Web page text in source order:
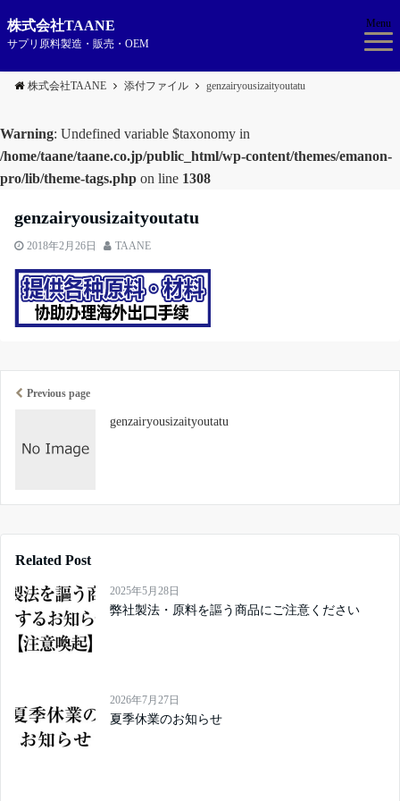
株式会社TAANE
サプリ原料製造・販売・OEM
Menu
Warning: Undefined variable $taxonomy in
/home/taane/taane.co.jp/public_html/wp-content/themes/emanon-
pro/lib/theme-tags.php on line 1308
株式会社TAANE 添付ファイル genzairyousizaityoutatu
genzairyousizaityoutatu
2018年2月26日 TAANE
Previous page
genzairyousizaityoutatu
Related Post
2025年5月28日
弊社製法・原料を謳う商品にご注意ください
2026年7月27日
夏季休業のお知らせ